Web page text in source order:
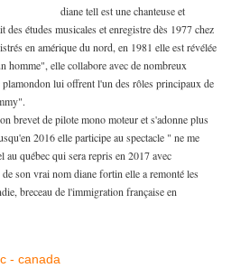
chanteuse et
études musicales et enregistre dès 1977 chez
en amérique du nord, en 1981 elle est révélée
homme", elle collabore avec de nombreux
lui offrent l'un des rôles principaux de
brevet de pilote mono moteur et s'adonne plus
2016 elle participe au spectacle " ne me
au québec qui sera repris en 2017 avec
son vrai nom diane fortin elle a remonté les
breceau de l'immigration française en
- canada